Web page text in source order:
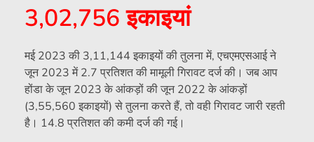
3,02,756 इकाइयां
मई 2023 की 3,11,144 इकाइयों की तुलना में, एचएमएसआई ने
जून 2023 में 2.7 प्रतिशत की मामूली गिरावट दर्ज की। जब आप
होंडा के जून 2023 के आंकड़ों की जून 2022 के आंकड़ों
(3,55,560 इकाइयों) से तुलना करते हैं, तो वही गिरावट जारी रहती
है। 14.8 प्रतिशत की कमी दर्ज की गई।